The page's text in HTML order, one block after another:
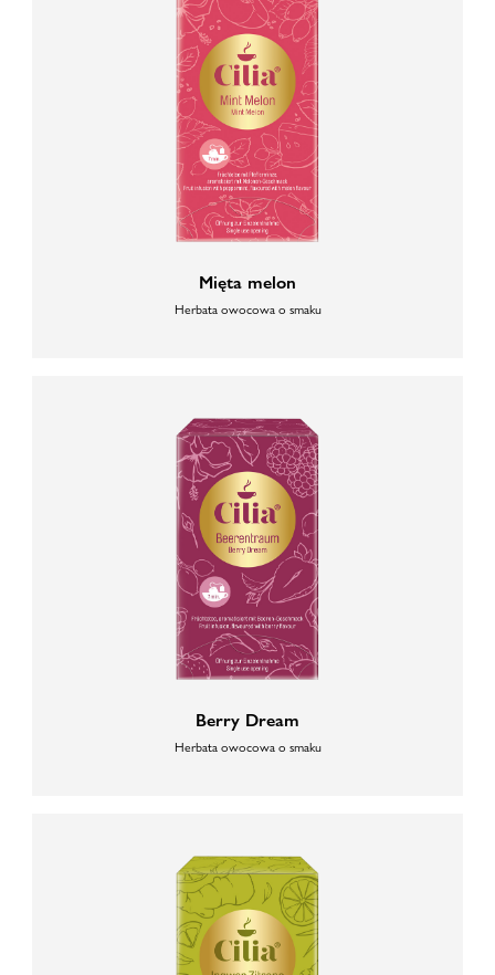
Mięta melon
Herbata owocowa o smaku
Berry Dream
Herbata owocowa o smaku